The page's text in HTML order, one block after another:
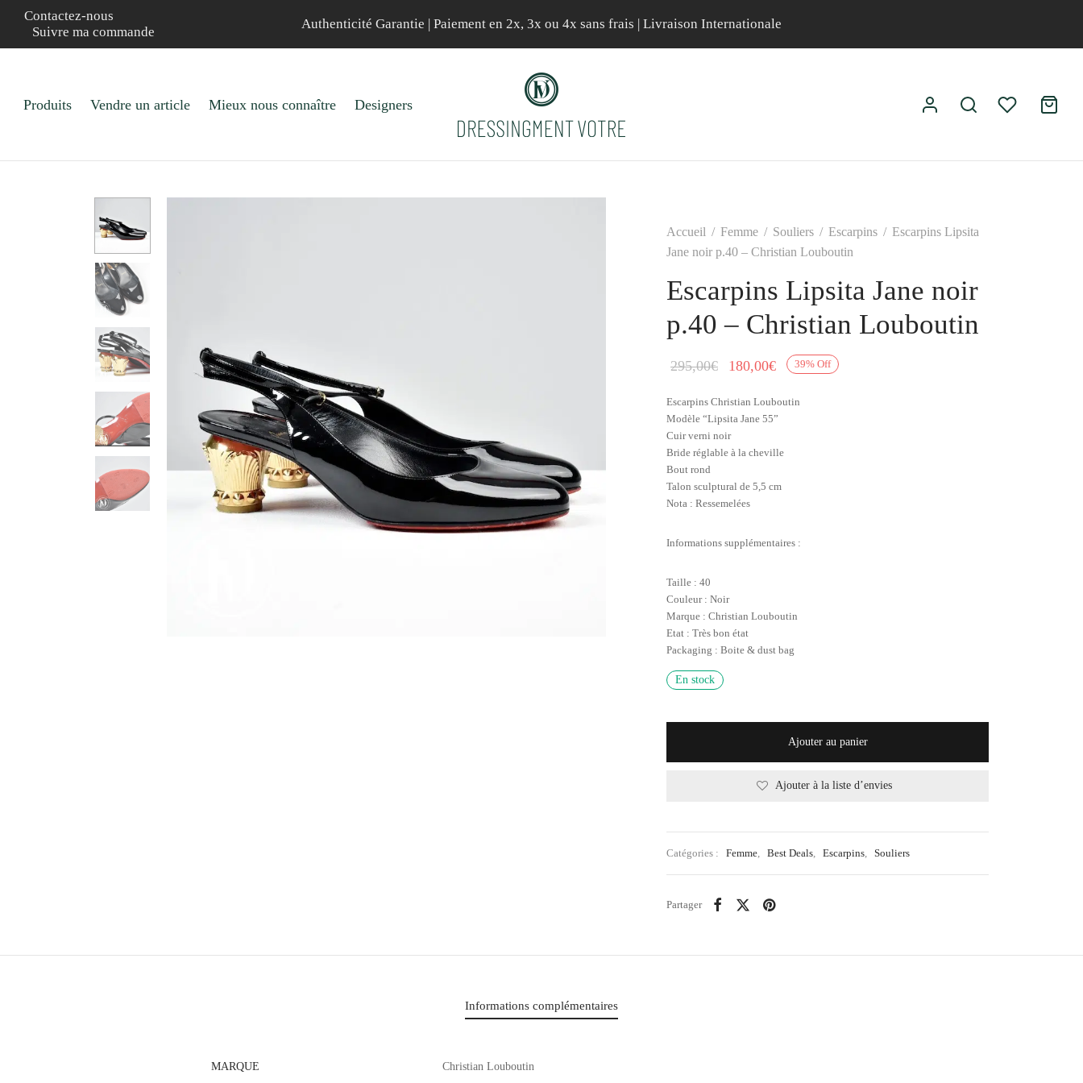
Contactez-nous
Suivre ma commande
Authenticité Garantie | Paiement en 2x, 3x ou 4x sans frais | Livraison Internationale
Produits Vendre un article Mieux nous connaître Designers
Accueil / Femme / Souliers / Escarpins / Escarpins Lipsita
Jane noir p.40 – Christian Louboutin
Escarpins Lipsita Jane noir
p.40 – Christian Louboutin
39% Off
295,00€
Le prix
était :
295,00€.
180,00€ Le prix
est :
Escarpins Christian Louboutin
Modèle “Lipsita Jane 55”
Cuir verni noir
Bride réglable à la cheville
Bout rond
Talon sculptural de 5,5 cm
Nota : Ressemelées
Informations supplémentaires :
Taille : 40
Couleur : Noir
Marque : Christian Louboutin
Etat : Très bon état
Packaging : Boite & dust bag
En stock
Ajouter au panier
Ajouter à la liste d’envies
Catégories : Femme, Best Deals, Escarpins, Souliers
Partager
Informations complémentaires
MARQUE Christian Louboutin